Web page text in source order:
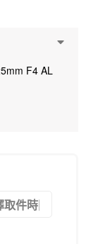
F4 AL